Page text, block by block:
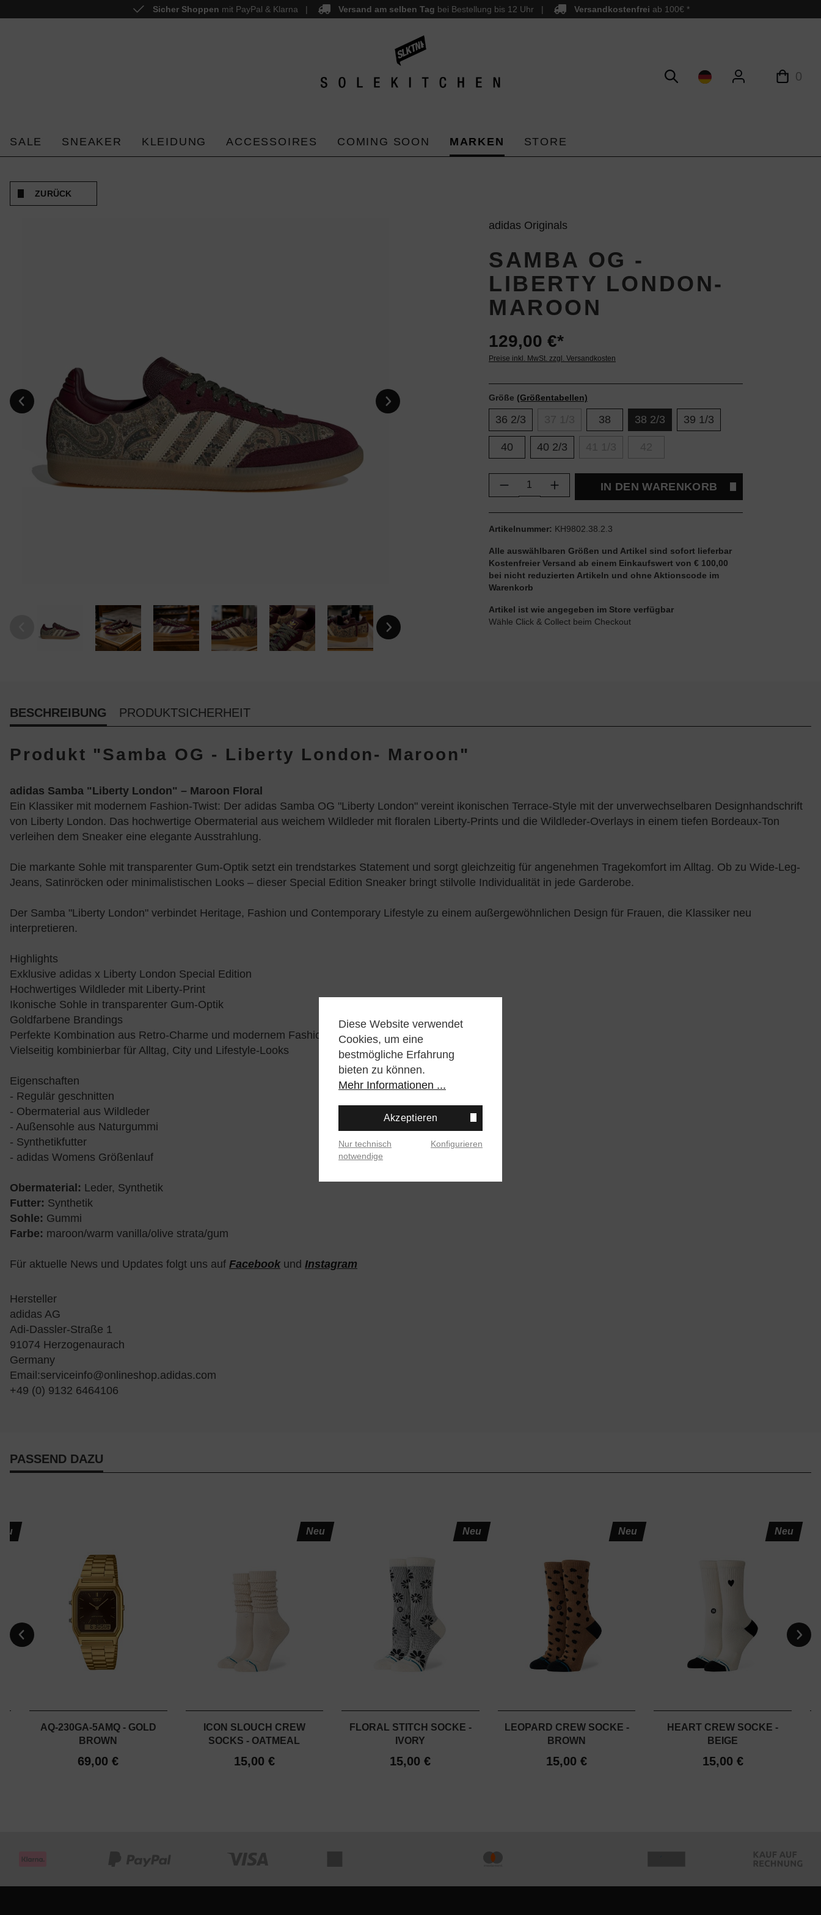
Zur Hauptnavigation springen
Sicher Shoppen mit PayPal & Klarna Versand am selben Tag bei Bestellung bis 12 Uhr Versandkostenfrei ab 100€ *
0
SALE SNEAKER KLEIDUNG ACCESSOIRES COMING SOON MARKEN STORE
ZURÜCK
adidas Originals
SAMBA OG -
LIBERTY LONDON-
MAROON
129,00 €*
Preise inkl. MwSt. zzgl. Versandkosten
Größe (Größentabellen)
36 2/3 38 38 2/3 39 1/3
40 40 2/3
Produkt Anzahl: Gib den gewünschten Wert ein
IN DEN WARENKORB
Artikelnummer: KH9802.38.2.3
Alle auswählbaren Größen und Artikel sind sofort lieferbar
Kostenfreier Versand ab einem Einkaufswert von € 100,00
bei nicht reduzierten Artikeln und ohne Aktionscode im
Warenkorb
Artikel ist wie angegeben im Store verfügbar
Wähle Click & Collect beim Checkout
BESCHREIBUNG PRODUKTSICHERHEIT
Produkt "Samba OG - Liberty London- Maroon"
adidas Samba "Liberty London" – Maroon Floral
Ein Klassiker mit modernem Fashion-Twist: Der adidas Samba OG "Liberty London" vereint ikonischen Terrace-Style mit der unverwechselbaren Designhandschrift
von Liberty London. Das hochwertige Obermaterial aus weichem Wildleder mit floralen Liberty-Prints und die Wildleder-Overlays in einem tiefen Bordeaux-Ton
verleihen dem Sneaker eine elegante Ausstrahlung.
Die markante Sohle mit transparenter Gum-Optik setzt ein trendstarkes Statement und sorgt gleichzeitig für angenehmen Tragekomfort im Alltag. Ob zu Wide-Leg-
Jeans, Satinröcken oder minimalistischen Looks – dieser Special Edition Sneaker bringt stilvolle Individualität in jede Garderobe.
Der Samba "Liberty London" verbindet Heritage, Fashion und Contemporary Lifestyle zu einem außergewöhnlichen Design für Frauen, die Klassiker neu
interpretieren.
Highlights
Exklusive adidas x Liberty London Special Edition
Hochwertiges Wildleder mit Liberty-Print
Ikonische Sohle in transparenter Gum-Optik
Goldfarbene Brandings
Perfekte Kombination aus Retro-Charme und modernem Fashion-Statement
Vielseitig kombinierbar für Alltag, City und Lifestyle-Looks
Eigenschaften
- Regulär geschnitten
- Obermaterial aus Wildleder
- Außensohle aus Naturgummi
- Synthetikfutter
- adidas Womens Größenlauf
Obermaterial: Leder, Synthetik
Futter: Synthetik
Sohle: Gummi
Farbe: maroon/warm vanilla/olive strata/gum
Für aktuelle News und Updates folgt uns auf Facebook und Instagram
Hersteller
adidas AG
Adi-Dassler-Straße 1
91074 Herzogenaurach
Germany
Email:serviceinfo@onlineshop.adidas.com
+49 (0) 9132 6464106
PASSEND DAZU
AQ-230GA-5AMQ - GOLD
BROWN
69,00 €
Neu
ICON SLOUCH CREW
SOCKS - OATMEAL
15,00 €
Neu
FLORAL STITCH SOCKE -
IVORY
15,00 €
Neu
LEOPARD CREW SOCKE -
BROWN
15,00 €
Neu
HEART CREW SOCKE -
BEIGE
15,00 €
Diese Website verwendet
Cookies, um eine
bestmögliche Erfahrung
bieten zu können.
Mehr Informationen ...
Akzeptieren
Nur technisch
notwendige
Konfigurieren